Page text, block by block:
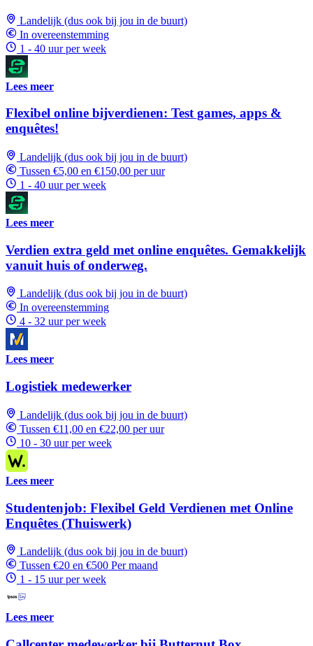
Landelijk (dus ook bij jou in de buurt)
In overeenstemming
1 - 40 uur per week
Lees meer
Flexibel online bijverdienen: Test games, apps &
enquêtes!
Landelijk (dus ook bij jou in de buurt)
Tussen €5,00 en €150,00 per uur
1 - 40 uur per week
Lees meer
Verdien extra geld met online enquêtes. Gemakkelijk
vanuit huis of onderweg.
Landelijk (dus ook bij jou in de buurt)
In overeenstemming
4 - 32 uur per week
Lees meer
Logistiek medewerker
Landelijk (dus ook bij jou in de buurt)
Tussen €11,00 en €22,00 per uur
10 - 30 uur per week
Lees meer
Studentenjob: Flexibel Geld Verdienen met Online
Enquêtes (Thuiswerk)
Landelijk (dus ook bij jou in de buurt)
Tussen €20 en €500 Per maand
1 - 15 uur per week
Lees meer